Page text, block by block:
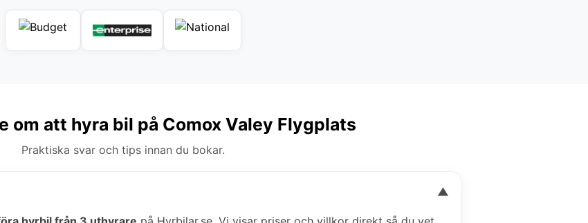
om att hyra bil på Comox Valey Flygplats
Praktiska svar och tips innan du bokar.
▼